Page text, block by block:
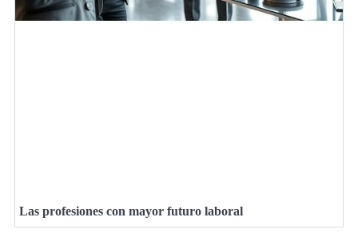
Las profesiones con mayor futuro laboral